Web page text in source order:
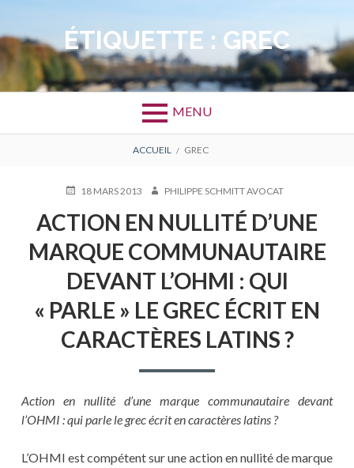
contenu
ÉTIQUETTE : GREC
MENU
D'ARIANE
ACCUEIL GREC
PUBLIÉ18 MARS 2013 AUTEURPHILIPPE SCHMITT AVOCAT
ACTION EN NULLITÉ D’UNE
MARQUE COMMUNAUTAIRE
DEVANT L’OHMI : QUI
« PARLE » LE GREC ÉCRIT EN
CARACTÈRES LATINS ?
Action en nullité d’une marque communautaire devant
l’OHMI : qui parle le grec écrit en caractères latins ?
L’OHMI est compétent sur une action en nullité de marque